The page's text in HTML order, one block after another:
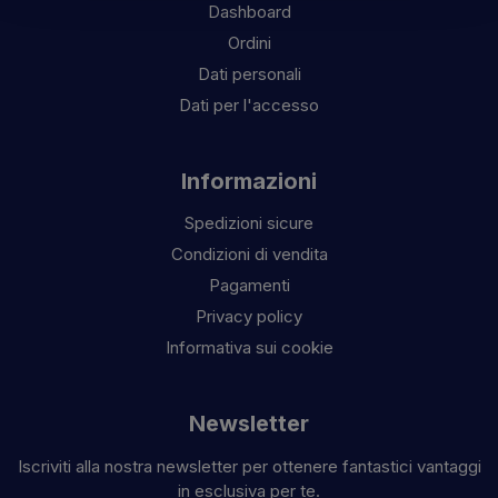
Dashboard
Ordini
Dati personali
Dati per l'accesso
Informazioni
Spedizioni sicure
Condizioni di vendita
Pagamenti
Privacy policy
Informativa sui cookie
Newsletter
Iscriviti alla nostra newsletter per ottenere fantastici vantaggi
in esclusiva per te.